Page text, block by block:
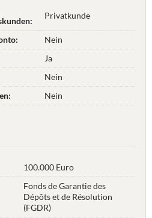
Privatkunde
Nein
Ja
Nein
Nein
100.000 Euro
Fonds de Garantie des
Dépôts et de Résolution
(FGDR)